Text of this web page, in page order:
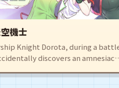
Dorota, during a battle
discovers an amnesiac
draws the attention of sky
battles. The game offers